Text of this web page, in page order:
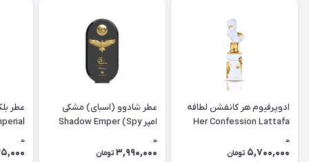
ادوپرفیوم هر کانفشن لطافه
Her Confession Lattafa
0
5,700,000 تومان
عطر شادوو (اسبای) مشکی
امپر Shadow Emper (Spy
0
3,990,000 تومان
عطر
0